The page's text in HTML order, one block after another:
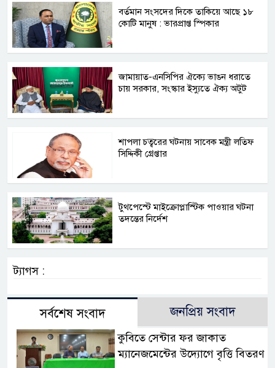
বর্তমান সংসদের দিকে তাকিয়ে আছে ১৮
কোটি মানুষ : ভারপ্রাপ্ত স্পিকার
জামায়াত-এনসিপির ঐক্যে ভাঙন ধরাতে
চায় সরকার, সংস্কার ইস্যুতে ঐক্য অটুট
শাপলা চত্বরের ঘটনায় সাবেক মন্ত্রী লতিফ
সিদ্দিকী গ্রেপ্তার
টুথপেস্টে মাইক্রোপ্লাস্টিক পাওয়ার ঘটনা
তদন্তের নির্দেশ
ট্যাগস :
সর্বশেষ সংবাদ জনপ্রিয় সংবাদ
কুবিতে সেন্টার ফর জাকাত
ম্যানেজমেন্টের উদ্যোগে বৃত্তি বিতরণ